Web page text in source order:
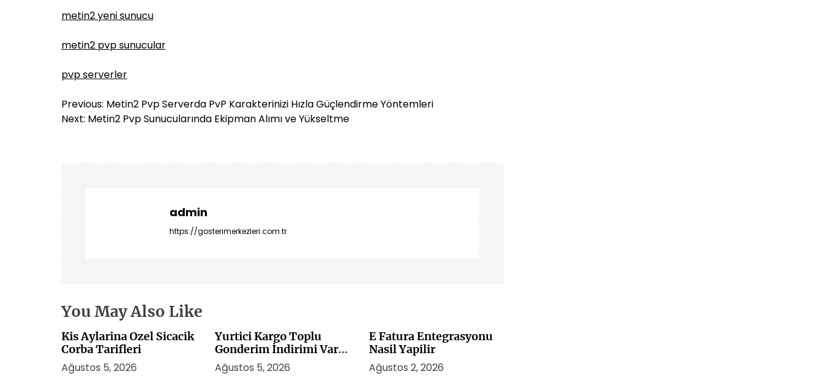
metin2 yeni sunucu
metin2 pvp sunucular
pvp serverler
Y
a
g
e
z
i
n
m
e
s
i
Previous: Metin2 Pvp Serverda PvP Karakterinizi Hızla Güçlendirme Yöntemleri
Next: Metin2 Pvp Sunucularında Ekipman Alımı ve Yükseltme
admin
https://gosterimerkezleri.com.tr
You May Also Like
Kis Aylarina Ozel Sicacik
Corba Tarifleri
Ağustos 5, 2026
Yurtici Kargo Toplu
Gonderim İndirimi Var
Mi
Ağustos 5, 2026
E Fatura Entegrasyonu
Nasil Yapilir
Ağustos 2, 2026